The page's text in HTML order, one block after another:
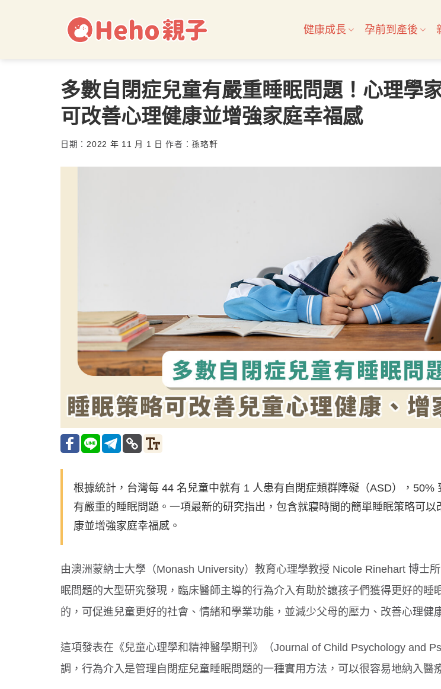
健康成長 孕前到產後
多數自閉症兒童有嚴重睡眠問題！心理學
可改善心理健康並增強家庭幸福感
日期： 2022 年 11 月 1 日 作者：孫珞軒
根據統計，台灣每 44 名兒童中就有 1 人患有自閉症類群障礙（ASD），50%
有嚴重的睡眠問題。一項最新的研究指出，包含就寢時間的簡單睡眠策略可
康並增強家庭幸福感。
由澳洲蒙納士大學（Monash University）教育心理學教授 Nicole Rinehart 博士
眠問題的大型研究發現，臨床醫師主導的行為介入有助於讓孩子們獲得更好的睡
的，可促進兒童更好的社會、情緒和學業功能，並減少父母的壓力、改善心理健
這項發表在《兒童心理學和精神醫學期刊》（Journal of Child Psychology and
調，行為介入是管理自閉症兒童睡眠問題的一種實用方法，可以很容易地納入醫